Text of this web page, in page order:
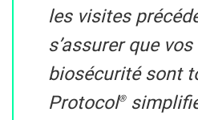
les visites
s’assurer que
biosécurité sont
Protocol®